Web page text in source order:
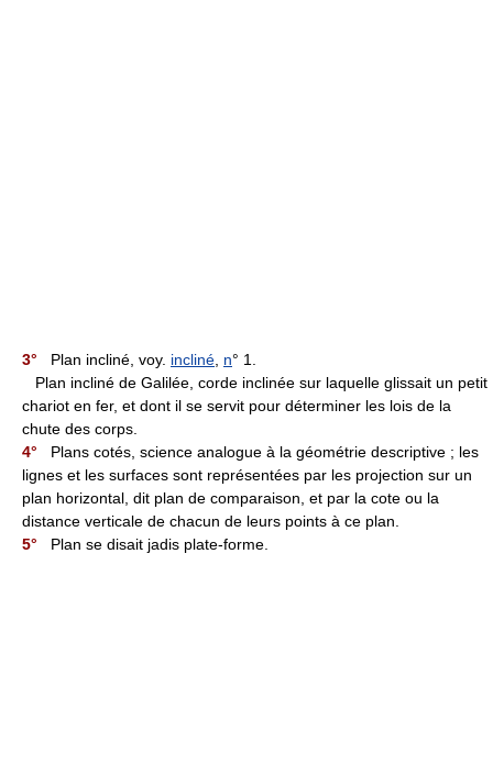
3° Plan incliné, voy. incliné n° 1.
Plan incliné de Galilée, corde inclinée sur laquelle glissait un petit
chariot en fer, et dont il se servit pour déterminer les lois de la
chute des corps.
4° Plans cotés, science analogue à la géométrie descriptive ; les
lignes et les surfaces sont représentées par les projection sur un
plan horizontal, dit plan de comparaison, et par la cote ou la
distance verticale de chacun de leurs points à ce plan.
5° Plan se disait jadis plate-forme.